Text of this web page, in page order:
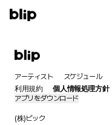
アーティスト スケジュール
利用規約
個人情報処理方針
アプリをダウンロード
(株)ビック